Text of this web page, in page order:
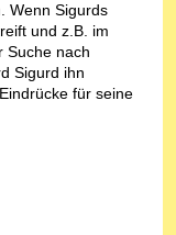
Wenn Sigurds
und z.B. im
Suche nach
Sigurd ihn
für seine